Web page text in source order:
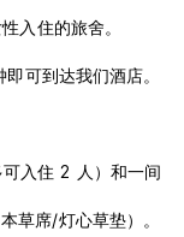
入住的旅舍。
可到达我们酒店。
入住 2 人）和一间
草席/灯心草垫）。